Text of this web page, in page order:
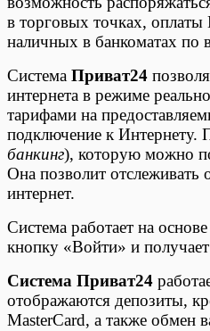
в торговых точках,
наличных в банкоматах по
Система Приват24
интернета в режиме
тарифами на
подключение к Интернету.
банкинг), которую можно
Она позволит отслеживать
интернет.
Система работает на
кнопку «Войти» и
Система Приват24
отображаются депозиты,
MasterCard, а также обмен